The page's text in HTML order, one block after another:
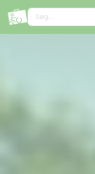
Søg...
CCookie-styringspanel